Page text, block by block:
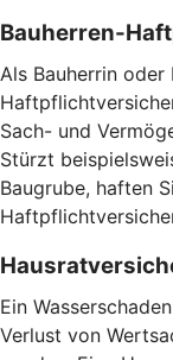
Bauherren-
Als Bauherrin
Sach- und
Stürzt
Baugrube, haften
Ein
Verlust von